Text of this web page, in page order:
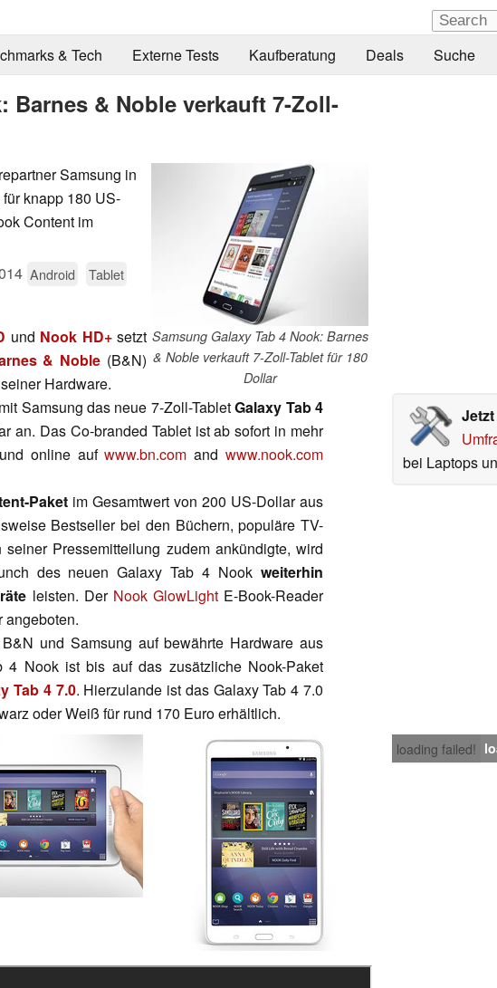
& Tech Externe Tests Kaufberatung Deals Suche
Barnes & Noble verkauft 7-Zoll-
Samsung Galaxy Tab 4 Nook: Barnes
& Noble verkauft 7-Zoll-Tablet für 180
Dollar
Samsung in
knapp 180 US-
Content im
Android
Tablet
bei Laptops
und Nook HD+setzt
& Noble (B&N)
Hardware.
Samsung das neue 7-Zoll-TabletGalaxy Tab 4
an. Das Co-branded Tablet ist ab sofort in mehr
online aufwww.bn.com andwww.nook.com
Paketim Gesamtwert von 200 US-Dollar aus
Bestseller bei den Büchern, populäre TV-
Pressemitteilung zudem ankündigte, wird
des neuen Galaxy Tab 4 Nook weiterhin
leisten. Der Nook GlowLightE-Book-Reader
angeboten.
und Samsung auf bewährte Hardware aus
4 Nook ist bis auf das zusätzliche Nook-Paket
Tab 4 7.0. Hierzulande ist das Galaxy Tab 4 7.0
oder Weiß für rund 170 Euro erhältlich.
loading failed!